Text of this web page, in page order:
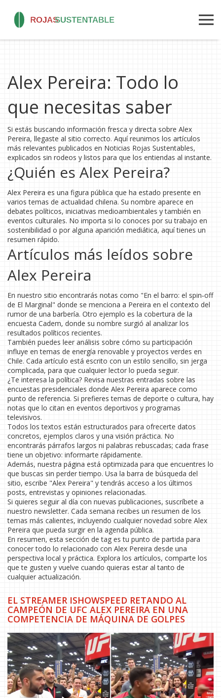
Alex Pereira: Todo lo
que necesitas saber
Si estás buscando información fresca y directa sobre Alex
Pereira, llegaste al sitio correcto. Aquí reunimos los artículos
más relevantes publicados en Noticias Rojas Sustentables,
explicados sin rodeos y listos para que los entiendas al instante.
¿Quién es Alex Pereira?
Alex Pereira es una figura pública que ha estado presente en
varios temas de actualidad chilena. Su nombre aparece en
debates políticos, iniciativas medioambientales y también en
eventos culturales. No importa si lo conoces por su trabajo en
sostenibilidad o por alguna aparición mediática, aquí tienes un
resumen rápido.
Artículos más leídos sobre
Alex Pereira
En nuestro sitio encontrarás notas como "En el barro: el spin‑off
de El Marginal" donde se menciona a Pereira en el contexto del
rumor de una barbería. Otro ejemplo es la cobertura de la
encuesta Cadem, donde su nombre surgió al analizar los
resultados políticos recientes.
También puedes leer análisis sobre cómo su participación
influye en temas de energía renovable y proyectos verdes en
Chile. Cada artículo está escrito con un estilo sencillo, sin jerga
complicada, para que cualquier lector lo pueda seguir.
¿Te interesa la política? Revisa nuestras entradas sobre las
encuestas presidenciales donde Alex Pereira aparece como
punto de referencia. Si prefieres temas de deporte o cultura, hay
notas que lo citan en eventos deportivos y programas
televisivos.
Todos los textos están estructurados para ofrecerte datos
concretos, ejemplos claros y una visión práctica. No
encontrarás párrafos largos ni palabras rebuscadas; cada frase
tiene un objetivo: informarte rápidamente.
Además, nuestra página está optimizada para que encuentres lo
que buscas sin perder tiempo. Usa la barra de búsqueda del
sitio, escribe "Alex Pereira" y tendrás acceso a los últimos
posts, entrevistas y opiniones relacionadas.
Si quieres seguir al día con nuevas publicaciones, suscríbete a
nuestro newsletter. Cada semana recibes un resumen de los
temas más calientes, incluyendo cualquier novedad sobre Alex
Pereira que pueda surgir en la agenda pública.
En resumen, esta sección de tag es tu punto de partida para
conocer todo lo relacionado con Alex Pereira desde una
perspectiva local y práctica. Explora los artículos, comparte los
que te gusten y vuelve cuando quieras estar al tanto de
cualquier actualización.
EL STREAMER ISHOWSPEED RETANDO AL
CAMPEÓN DE UFC ALEX PEREIRA EN UNA
COMPETENCIA DE MÁQUINA DE GOLPES